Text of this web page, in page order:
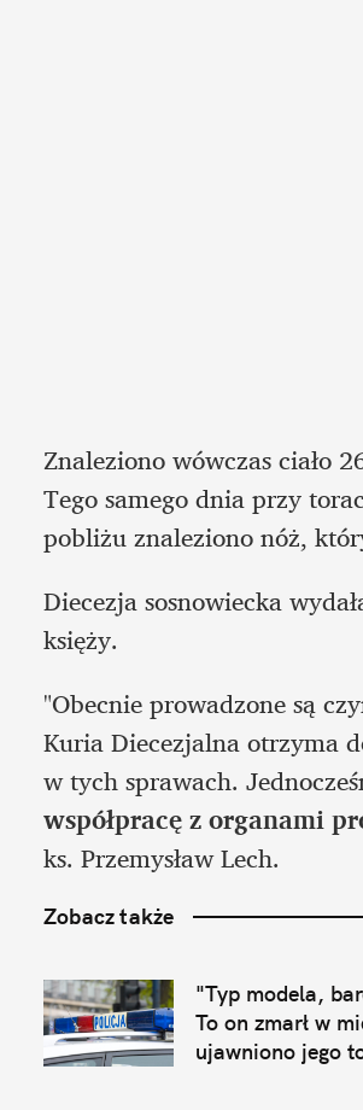
Znaleziono wówczas ciało
Tego samego dnia przy
pobliżu znaleziono nóż,
Diecezja sosnowiecka
księży.
"Obecnie prowadzone są
Kuria Diecezjalna otrzyma
w tych sprawach.
współpracę z organami
ks. Przemysław Lech.
Zobacz także
"Typ modela,
To on zmarł w
ujawniono jego